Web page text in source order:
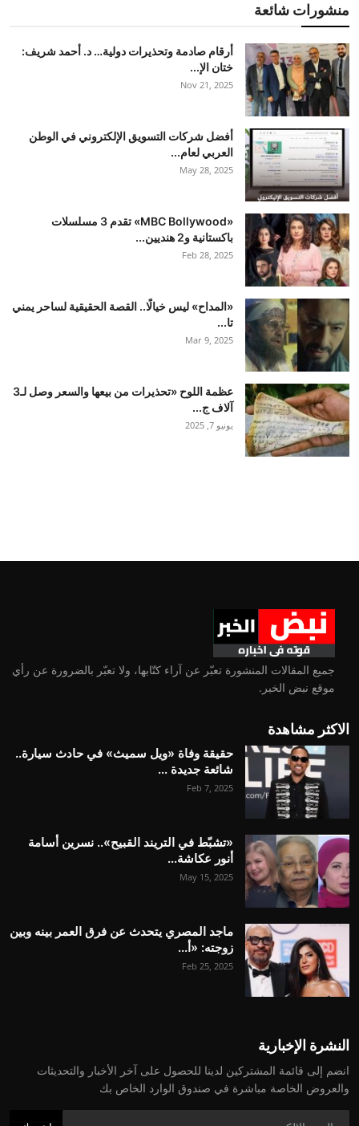
منشورات شائعة
أرقام صادمة وتحذيرات دولية… د. أحمد شريف:
ختان الإ...
Nov 21, 2025
أفضل شركات التسويق الإلكتروني في الوطن
العربي لعام...
May 28, 2025
«MBC Bollywood» تقدم 3 مسلسلات
باكستانية و2 هنديين...
Feb 28, 2025
«المداح» ليس خيالًا.. القصة الحقيقية لساحر يمني
تا...
Mar 9, 2025
عظمة اللوح «تحذيرات من بيعها والسعر وصل لـ3
آلاف ج...
يونيو 7, 2025
جميع المقالات المنشورة تعبّر عن آراء كتّابها، ولا تعبّر بالضرورة عن رأي
موقع نبض الخبر.
الاكثر مشاهدة
حقيقة وفاة «ويل سميث» في حادث سيارة..
شائعة جديدة ...
Feb 7, 2025
«تشبّط في التريند القبيح».. نسرين أسامة
أنور عكاشة...
May 15, 2025
ماجد المصري يتحدث عن فرق العمر بينه وبين
زوجته: «أ...
Feb 25, 2025
النشرة الإخبارية
انضم إلى قائمة المشتركين لدينا للحصول على آخر الأخبار والتحديثات
والعروض الخاصة مباشرة في صندوق الوارد الخاص بك